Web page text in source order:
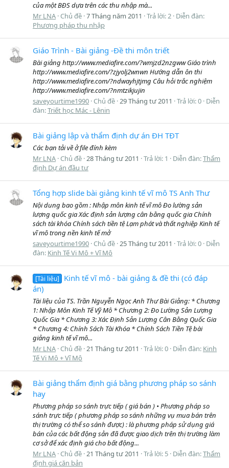
của một BĐS dựa trên các thu nhập mà...
Mr LNA Chủ đề 7 Tháng năm 2011 Trả lời: 2 Diễn đàn:
Phương pháp thu nhập
Giáo Trình - Bài giảng -Đề thi môn triết
Bài giảng http://www.mediafire.com/?wmjzd2nzgww Giáo trình
http://www.mediafire.com/?zjyolj2wnwn Hướng dẫn ôn thi
http://www.mediafire.com/?ndwayhjtjmg Câu hỏi trắc nghiệm
http://www.mediafire.com/?nmtzikjujin
saveyourtime1990 Chủ đề 29 Tháng tư 2011 Trả lời: 0 Diễn
đàn:Triết học Mác - Lênin
Bài giảng lập và thẩm định dự án ĐH TĐT
Các bạn tải về ở file đính kèm
Mr LNA Chủ đề 28 Tháng tư 2011 Trả lời: 1 Diễn đàn:Thẩm
định Dự án đầu tư
Tổng hợp slide bài giảng kinh tế vĩ mô TS Anh Thư
Nội dung bao gồm : Nhập môn kinh tế vĩ mô Đo lường sản
lượng quốc gia Xác định sản lượng cân bằng quốc gia Chính
sách tài khóa Chính sách tiền tệ Lạm phát và thất nghiệp Kinh tế
vĩ mô trong nền kinh tế mở
saveyourtime1990 Chủ đề 25 Tháng tư 2011 Trả lời: 0 Diễn
đàn: Kinh Tế Vi Mô + Vĩ Mô
[Tài liệu]
Kinh tế vĩ mô - bài giảng & đề thi (có đáp
án)
Tài liệu của TS. Trần Nguyễn Ngọc Anh Thư Bài Giảng: * Chương
1: Nhập Môn Kinh Tế Vỹ Mô * Chương 2: Đo Lường Sản Lượng
Quốc Gia * Chương 3: Xác Định Sản Lượng Cân Bằng Quốc Gia
* Chương 4: Chính Sách Tài Khóa * Chính Sách Tiền Tệ bài
giảng kinh tế vĩ mô...
Mr LNA Chủ đề 21 Tháng tư 2011 Trả lời: 0 Diễn đàn: Kinh
Tế Vi Mô + Vĩ Mô
Bài giảng thẩm định giá bằng phương pháp so sánh
hay
Phương pháp so sánh trực tiếp ( giá bán ) • Phương pháp so
sánh trực tiếp ( phương pháp so sánh những vụ mua bán trên
thị trường có thể so sánh được) : là phương pháp sử dụng giá
bán của các bất động sản đã được giao dịch trên thị trường làm
cơ sở để xác định giá cho bất động...
Mr LNA Chủ đề 21 Tháng tư 2011 Trả lời: 5 Diễn đàn:Thẩm
định giá căn bản